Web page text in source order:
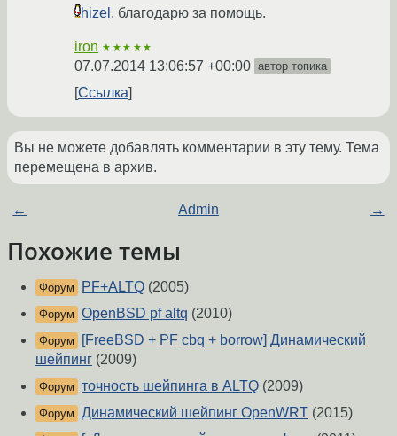
hizel , благодарю за помощь.
iron ★★★★★
07.07.2014 13:06:57 +00:00 автор топика
Ссылка
Вы не можете добавлять комментарии в эту тему. Тема
перемещена в архив.
← Admin →
Похожие темы
Форум PF+ALTQ (2005)
Форум OpenBSD pf altq (2010)
Форум
[FreeBSD + PF cbq + borrow] Динамический
шейпинг (2009)
Форум точность шейпинга в ALTQ (2009)
Форум Динамический шейпинг OpenWRT (2015)